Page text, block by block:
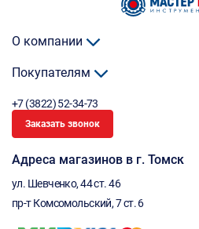
О компании
Покупателям
+7 (3822) 52-34-73
Заказать звонок
Адреса магазинов в г. Томск
ул. Шевченко, 44 ст. 46
пр-т Комсомольский, 7 ст. 6